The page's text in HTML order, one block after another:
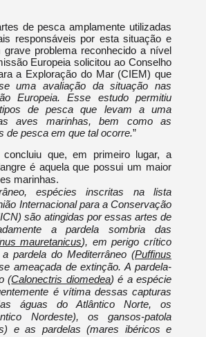
de pesca amplamente utilizadas
responsáveis por esta situação e
grave problema reconhecido a nível
Europeia solicitou ao Conselho
a Exploração do Mar (CIEM) que
uma avaliação da situação nas
Europeia. Esse estudo permitiu
de pesca que levam a uma
aves marinhas, bem como as
de pesca em que tal ocorre.”
concluiu que, em primeiro lugar, a
é aquela que possui um maior
marinhas.
espécies inscritas na lista
Internacional para a Conservação
são atingidas por essas artes de
a pardela sombria das
mauretanicus), em perigo crítico
pardela do Mediterrâneo (Puffinus
ameaçada de extinção. A pardela-
(Calonectris diomedea) é a espécie
é vítima dessas capturas
águas do Atlântico Norte, os
Nordeste), os gansos-patola
e as pardelas (mares ibéricos e